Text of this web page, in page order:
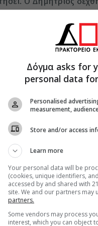
δύο μήνες. Γρήγορα
οικογένεια στην
Ο Δημήτριος
έστειλε
ζωής του αλλά και
τα άχραντα
ομολόγησε την
ακλόνητος
αγόγγυστα,
καύχημα, των
εφαύλισας, ένθα του
Δόγμα asks for
personal data
Personalised
measurement,
Store and/or access
Learn more
Your personal data will be
(cookies, unique identifiers,
accessed by and shared with
site. We and our partners may
partners.
Some vendors may process
interest, which you can object